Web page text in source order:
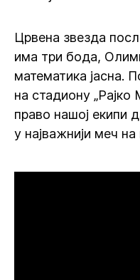
Црвена звезда
има три бода,
математика јасна.
на стадиону „Рајко
право нашој екипи
у најважнији меч на